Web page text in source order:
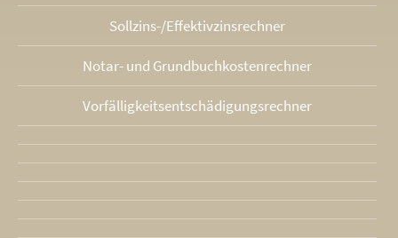
Sollzins-/Effektivzins­rechner
Notar- und Grundbuchkosten­rechner
Vorfälligkeits­entschädigungs­rechner